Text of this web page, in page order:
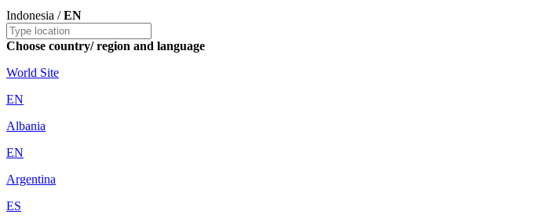
Indonesia /EN
Choose country/ region and language
World Site
EN
Albania
EN
Argentina
ES